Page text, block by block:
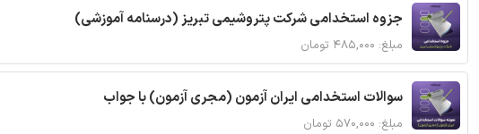
جزوه استخدامی شرکت پتروشیمی تبریز (درسنامه آموزشی)
مبلغ: ۴۸۵,۰۰۰ تومان
سوالات استخدامی ایران آزمون (مجری آزمون) با جواب
مبلغ: ۵۷۰,۰۰۰ تومان